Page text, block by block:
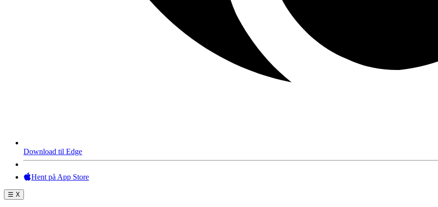
Download til Edge
Hent på App Store
☰ X